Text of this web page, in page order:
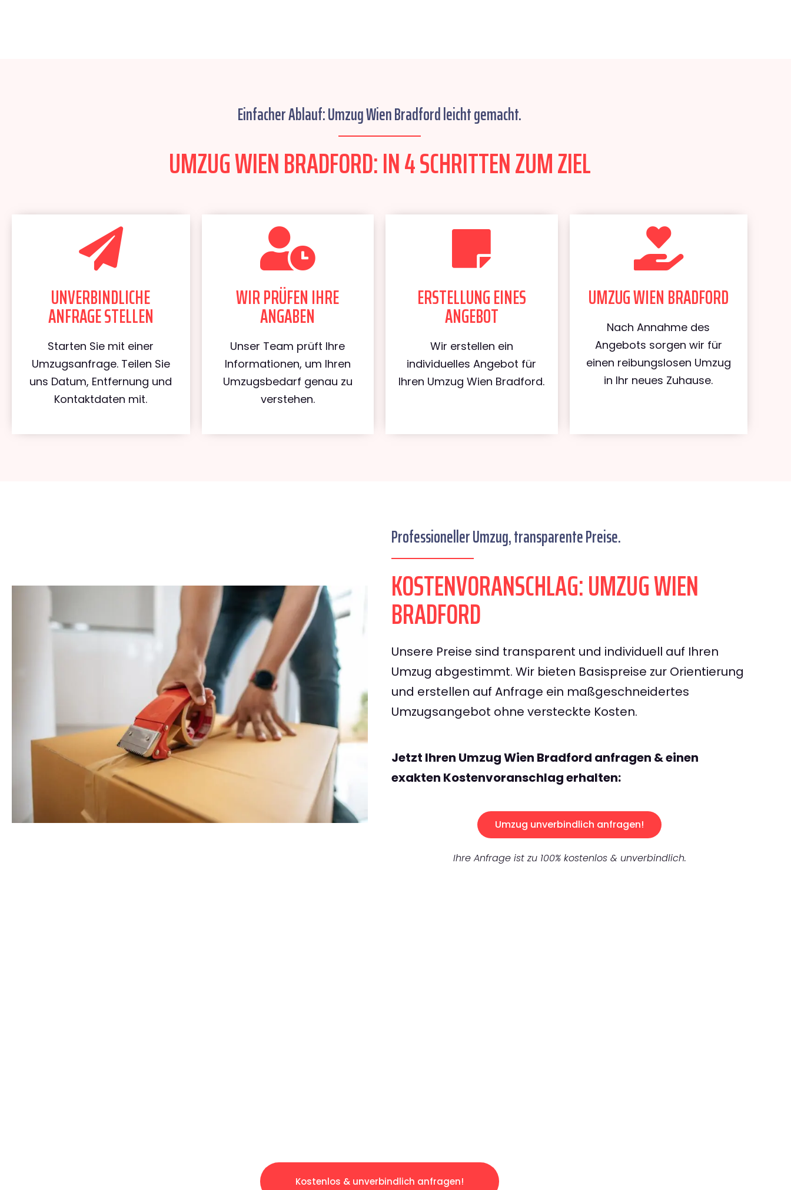
Einfacher Ablauf: Umzug Wien Bradford leicht gemacht.
UMZUG WIEN BRADFORD: IN 4 SCHRITTEN ZUM ZIEL
UNVERBINDLICHE
ANFRAGE STELLEN
Starten Sie mit einer
Umzugsanfrage. Teilen Sie
uns Datum, Entfernung und
Kontaktdaten mit.
WIR PRÜFEN IHRE
ANGABEN
Unser Team prüft Ihre
Informationen, um Ihren
Umzugsbedarf genau zu
verstehen.
ERSTELLUNG EINES
ANGEBOT
Wir erstellen ein
individuelles Angebot für
Ihren Umzug Wien Bradford.
UMZUG WIEN BRADFORD
Nach Annahme des
Angebots sorgen wir für
einen reibungslosen Umzug
in Ihr neues Zuhause.
Professioneller Umzug, transparente Preise.
KOSTENVORANSCHLAG: UMZUG WIEN
BRADFORD
Unsere Preise sind transparent und individuell auf Ihren
Umzug abgestimmt. Wir bieten Basispreise zur Orientierung
und erstellen auf Anfrage ein maßgeschneidertes
Umzugsangebot ohne versteckte Kosten.
Jetzt Ihren Umzug Wien Bradford anfragen & einen
exakten Kostenvoranschlag erhalten:
Umzug unverbindlich anfragen!
Ihre Anfrage ist zu 100% kostenlos & unverbindlich.
Kostenlos & unverbindlich anfragen!